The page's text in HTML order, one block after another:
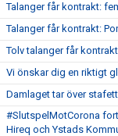
Talanger får kontrakt:
Talanger får kontrakt:
Tolv talanger får
Vi önskar dig en riktigt
Damlaget tar över
#SlutspelMotCorona
Hireq och Ystads